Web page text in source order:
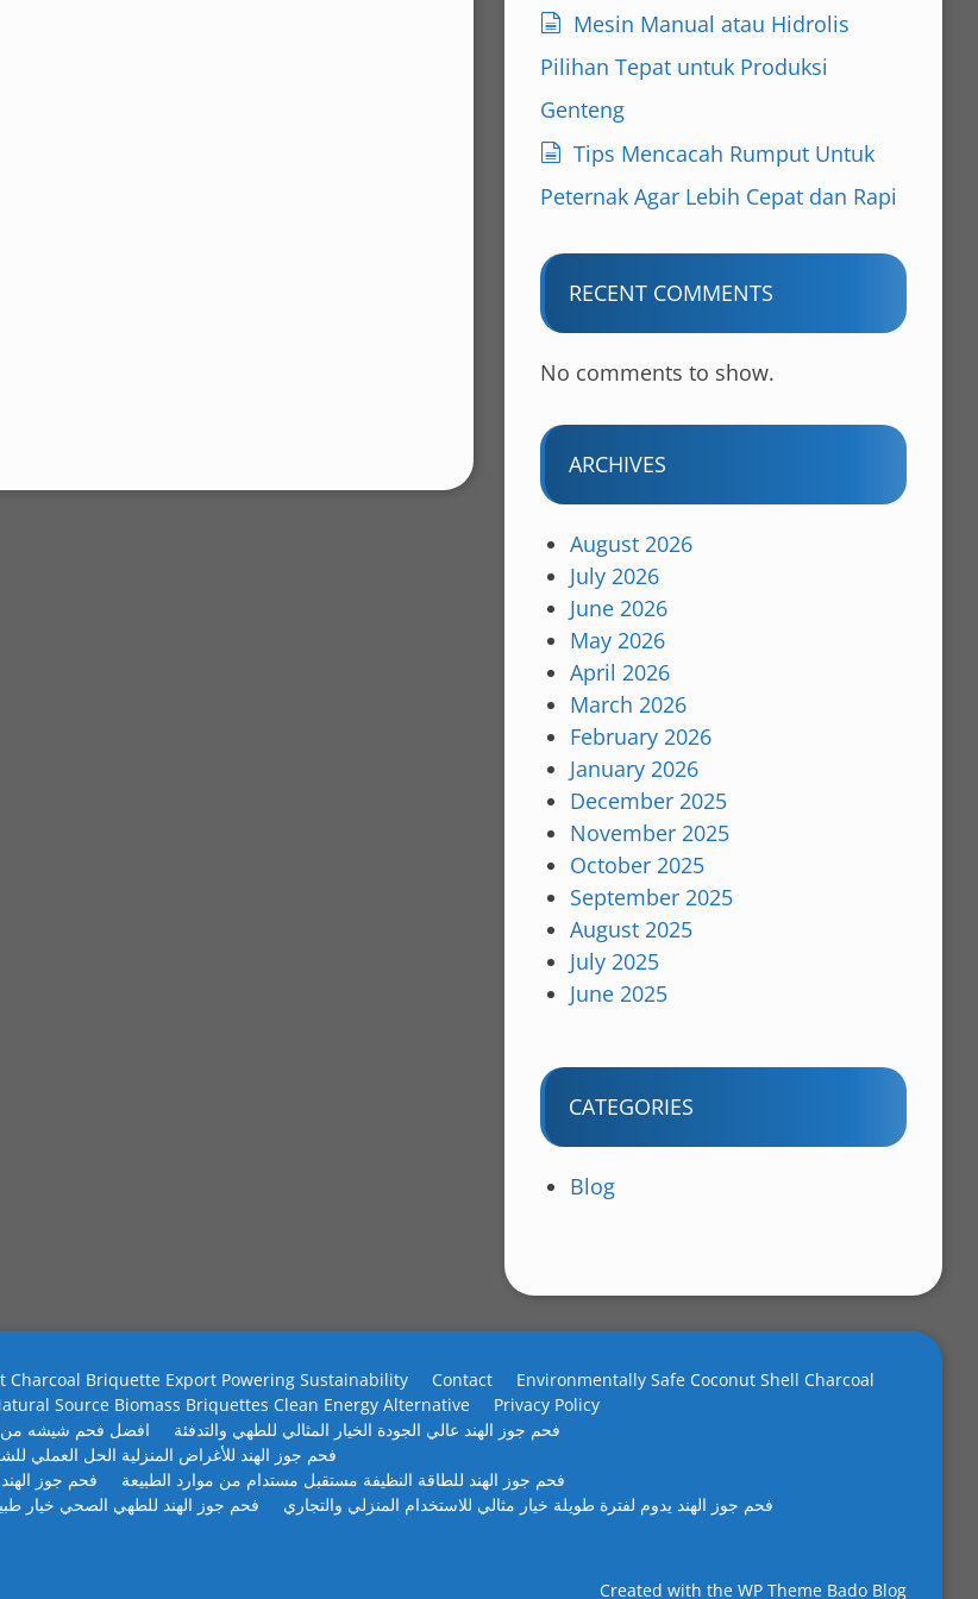
Mesin Manual atau Hidrolis
Pilihan Tepat untuk Produksi
Genteng
Tips Mencacah Rumput Untuk
Peternak Agar Lebih Cepat dan Rapi
RECENT COMMENTS
No comments to show.
ARCHIVES
August 2026
July 2026
June 2026
May 2026
April 2026
March 2026
February 2026
January 2026
December 2025
November 2025
October 2025
September 2025
August 2025
July 2025
June 2025
CATEGORIES
Blog
Charcoal Briquette Export Powering Sustainability Contact
Environmentally Safe Coconut Shell Charcoal
Source Biomass Briquettes Clean Energy Alternative
Privacy Policy
افضل فحم شيشه من
فحم جوز الهند عالي الجودة الخيار المثالي للطهي والتدفئة
فحم جوز الهند للأغراض المنزلية الحل العملي
فحم جوز
فحم جوز الهند للطاقة النظيفة مستقبل مستدام من موارد الطبيعة
فحم جوز الهند للطهي الصحي خيار
فحم جوز الهند يدوم لفترة طويلة خيار مثالي للاستخدام المنزلي والتجاري
Created with the WP Theme Bado Blog